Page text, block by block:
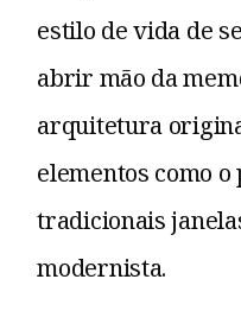
estilo de vida de
abrir mão da
arquitetura
elementos como o
tradicionais
modernista.